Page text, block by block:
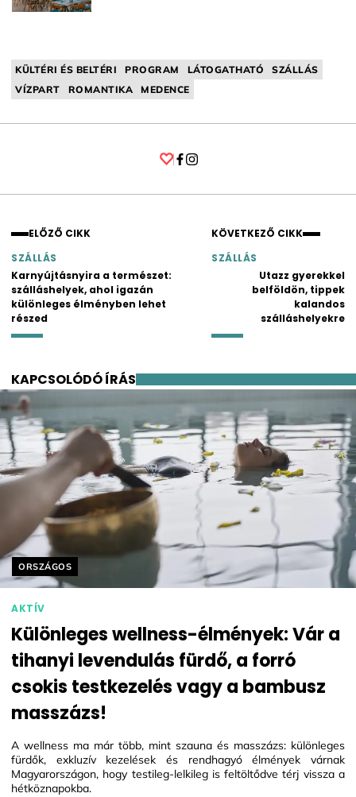
KÜLTÉRI ÉS BELTÉRI PROGRAM LÁTOGATHATÓ
SZÁLLÁS
VÍZPART
ROMANTIKA MEDENCE
ELŐZŐ CIKK
SZÁLLÁS
Karnyújtásnyira a természet:
szálláshelyek, ahol igazán
különleges élményben lehet
részed
KÖVETKEZŐ CIKK
SZÁLLÁS
Utazz gyerekkel
belföldön, tippek
kalandos
szálláshelyekre
KAPCSOLÓDÓ ÍRÁS
Helyszín címkék:
ORSZÁGOS
AKTÍV
Különleges wellness-élmények: Vár a
tihanyi levendulás fürdő, a forró
csokis testkezelés vagy a bambusz
masszázs!
A wellness ma már több, mint szauna és masszázs: különleges
fürdők, exkluzív kezelések és rendhagyó élmények várnak
Magyarországon, hogy testileg-lelkileg is feltöltődve térj vissza a
hétköznapokba.